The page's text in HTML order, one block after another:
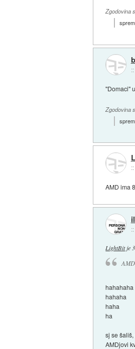
Zgodovina
::
"Domaci"
Zgodovina
::
AMD ima
::
LightBitje
hahahaha
hahaha
haha
ha
sj se šališ,
AMDjovi